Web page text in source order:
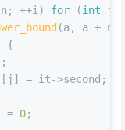
++i) for (int j
(a, a + n,
{
= it->second;
= 0;